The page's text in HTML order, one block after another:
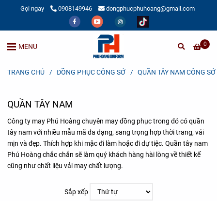
Gọi ngay 0908149946 dongphucphuhoang@gmail.com
0
MENU
TRANG CHỦ / ĐỒNG PHỤC CÔNG SỞ / QUẦN TÂY NAM CÔNG SỞ
QUẦN TÂY NAM
Công ty may Phú Hoàng chuyên may đồng phục trong đó có quần
tây nam với nhiều mẫu mã đa dạng, sang trọng hợp thời trang, vải
mịn và đẹp. Thích hợp khi mặc đi làm hoặc đi dự tiệc. Quần tây nam
Phú Hoàng chắc chắn sẽ làm quý khách hàng hài lòng về thiết kế
cũng như chất liệu vải may chất lượng.
Sắp xếp